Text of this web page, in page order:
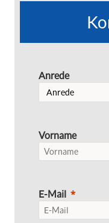
Anrede
Vorname
E-Mail